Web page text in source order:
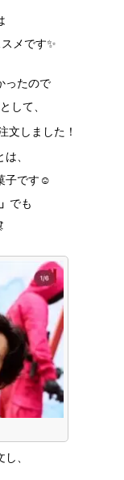
メです✨
ったので
として、
文しました！
は、
子です☺️
でも
、